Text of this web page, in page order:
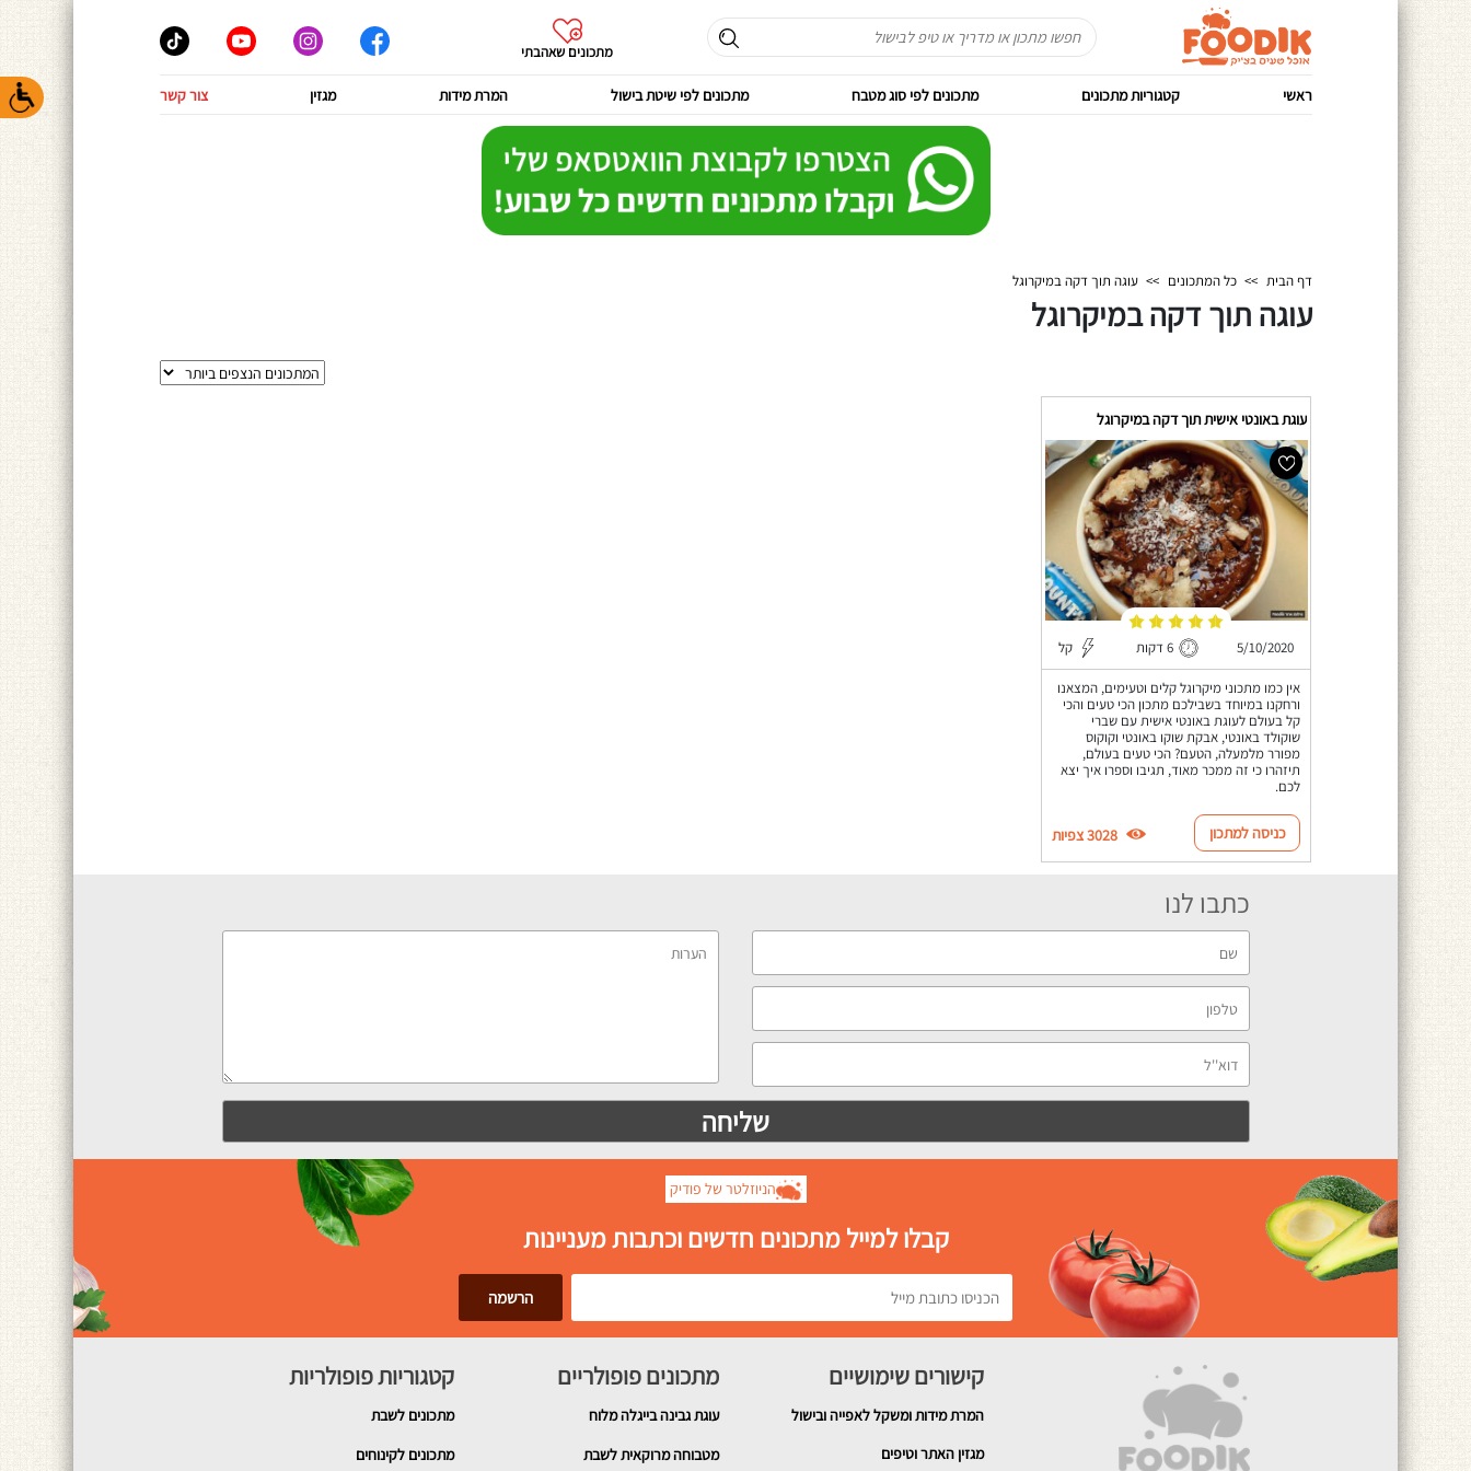
מתכונים שאהבתי
ראשי קטגוריות מתכונים מתכונים לפי סוג מטבח מתכונים לפי שיטת בישול המרת מידות מגזין צור קשר
דף הבית >> כל המתכונים >> עוגה תוך דקה במיקרוגל
עוגה תוך דקה במיקרוגל
עוגת באונטי אישית תוך דקה במיקרוגל
5/10/2020 6 דקות קל
אין כמו מתכוני מיקרוגל קלים וטעימים, המצאנו
ורחקנו במיוחד בשבילכם מתכון הכי טעים והכי
קל בעולם לעוגת באונטי אישית עם שברי
שוקולד באונטי, אבקת שוקו באונטי וקוקוס
מפורר מלמעלה, הטעם? הכי טעים בעולם,
תיזהרו כי זה ממכר מאוד, תגיבו וספרו איך יצא
לכם.
כניסה למתכון 3028 צפיות
כתבו לנו
הניוזלטר של פודיק
קבלו למייל מתכונים חדשים וכתבות מעניינות
קישורים שימושיים
המרת מידות ומשקל לאפייה ובישול
מגזין האתר וטיפים
מתכונים פופולריים
עוגת גבינה בייגלה מלוח
מטבוחה מרוקאית לשבת
קטגוריות פופולריות
מתכונים לשבת
מתכונים לקינוחים